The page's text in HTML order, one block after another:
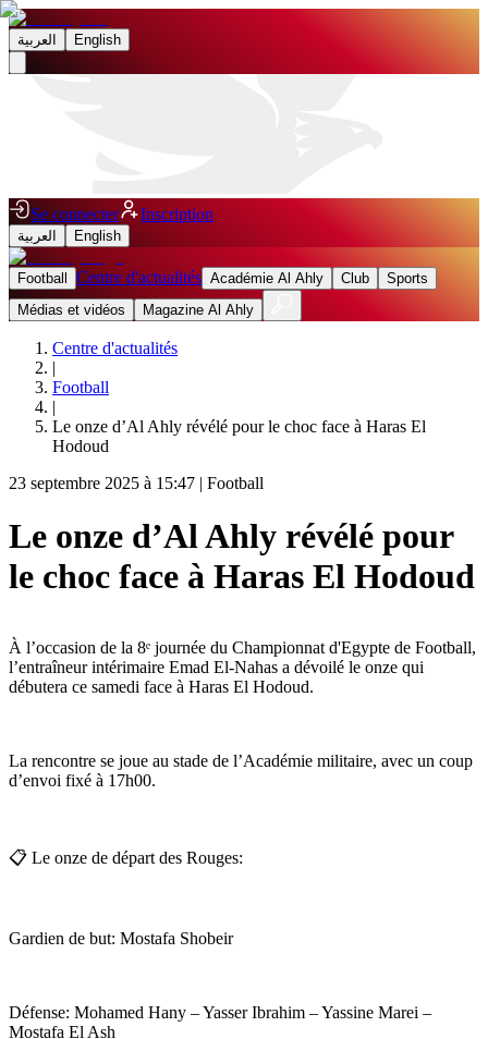
العربية English
Se connecter Inscription
العربية English
Football Centre d'actualités Académie Al Ahly Club
Sports
Médias et vidéos
Magazine Al Ahly
Centre d'actualités
|
Football
|
Le onze d’Al Ahly révélé pour le choc face à Haras El
Hodoud
23 septembre 2025 à 15:47 | Football
Le onze d’Al Ahly révélé pour
le choc face à Haras El Hodoud
À l’occasion de la 8ᵉ journée du Championnat d'Egypte de Football,
l’entraîneur intérimaire Emad El-Nahas a dévoilé le onze qui
débutera ce samedi face à Haras El Hodoud.
La rencontre se joue au stade de l’Académie militaire, avec un coup
d’envoi fixé à 17h00.
📋 Le onze de départ des Rouges:
Gardien de but: Mostafa Shobeir
Défense: Mohamed Hany – Yasser Ibrahim – Yassine Marei –
Mostafa El Ash